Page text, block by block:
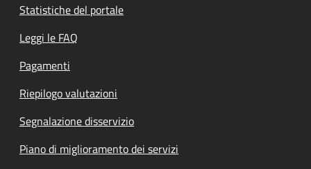
Statistiche del portale
Leggi le FAQ
Pagamenti
Riepilogo valutazioni
Segnalazione disservizio
Piano di miglioramento dei servizi